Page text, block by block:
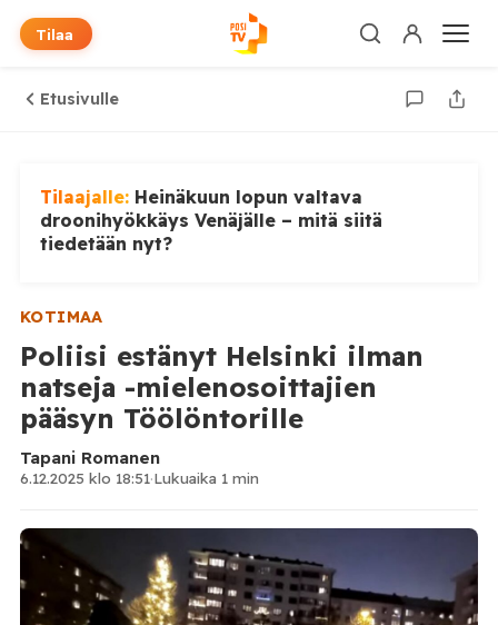
Tilaa
Etusivulle
Tilaajalle: Heinäkuun lopun valtava
droonihyökkäys Venäjälle – mitä siitä
tiedetään nyt?
KOTIMAA
Poliisi estänyt Helsinki ilman
natseja -mielenosoittajien
pääsyn Töölöntorille
Tapani Romanen
6.12.2025 klo 18:51·Lukuaika 1 min